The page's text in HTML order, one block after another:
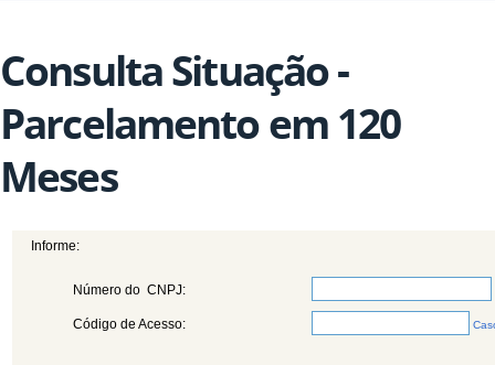
Consulta Situação -
Parcelamento em 120
Meses
Informe:
Número do CNPJ:
Código de Acesso: